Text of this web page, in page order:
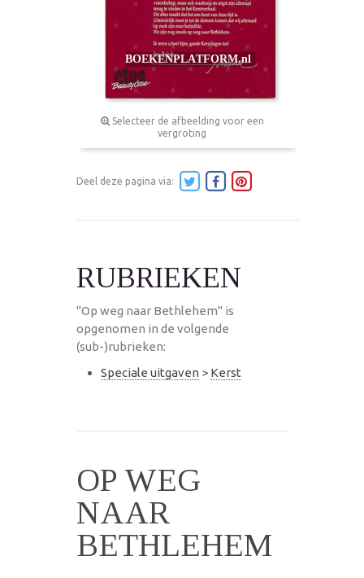
Selecteer de afbeelding voor een
vergroting
Deel deze pagina via:
RUBRIEKEN
"Op weg naar Bethlehem" is
opgenomen in de volgende
(sub-)rubrieken:
Speciale uitgaven > Kerst
OP WEG
NAAR
BETHLEHEM